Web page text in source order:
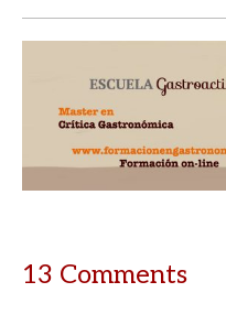
13 Comments